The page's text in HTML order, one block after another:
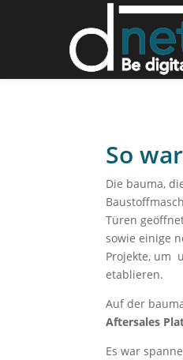
So
Die bauma,
Türen
sowie einige
Projekte, um
etablieren.
Auf der
Aftersales
Es war